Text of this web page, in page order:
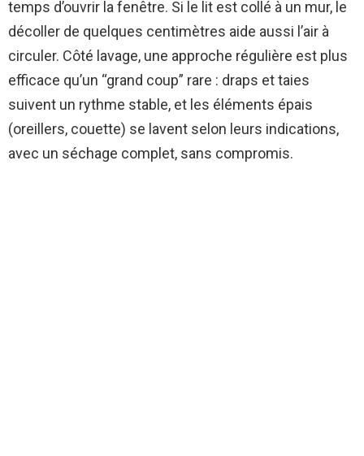
temps d’ouvrir la fenêtre. Si le lit est collé à un mur, le
décoller de quelques centimètres aide aussi l’air à
circuler. Côté lavage, une approche régulière est plus
efficace qu’un “grand coup” rare : draps et taies
suivent un rythme stable, et les éléments épais
(oreillers, couette) se lavent selon leurs indications,
avec un séchage complet, sans compromis.